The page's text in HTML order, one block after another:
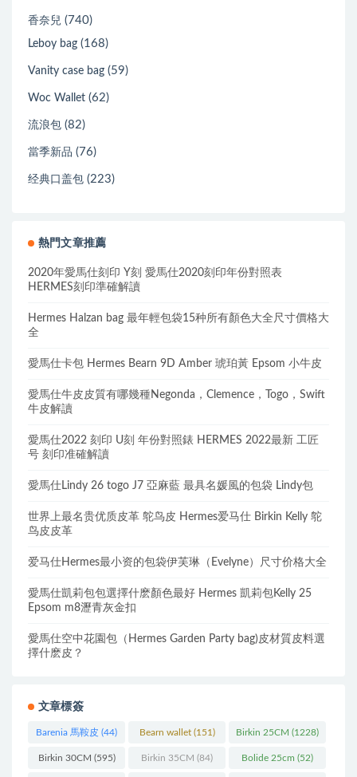
香奈兒 (740)
Leboy bag (168)
Vanity case bag (59)
Woc Wallet (62)
流浪包 (82)
當季新品 (76)
经典口盖包 (223)
熱門文章推薦
2020年愛馬仕刻印 Y刻 愛馬仕2020刻印年份對照表
HERMES刻印準確解讀
Hermes Halzan bag 最年輕包袋15种所有顏色大全尺寸價格大
全
愛馬仕卡包 Hermes Bearn 9D Amber 琥珀黃 Epsom 小牛皮
愛馬仕牛皮皮質有哪幾種Negonda，Clemence，Togo，Swift
牛皮解讀
愛馬仕2022 刻印 U刻 年份對照錶 HERMES 2022最新 工匠
号 刻印准確解讀
愛馬仕Lindy 26 togo J7 亞麻藍 最具名媛風的包袋 Lindy包
世界上最名贵优质皮革 鸵鸟皮 Hermes爱马仕 Birkin Kelly 鸵
鸟皮皮革
爱马仕Hermes最小资的包袋伊芙琳（Evelyne）尺寸价格大全
愛馬仕凱莉包包選擇什麽顏色最好 Hermes 凱莉包Kelly 25
Epsom m8瀝青灰金扣
愛馬仕空中花園包（Hermes Garden Party bag)皮材質皮料選
擇什麽皮？
文章標簽
Barenia 馬鞍皮 (44) Bearn wallet(151) Birkin 25CM (1228)
Birkin 30CM (595) Birkin 35CM (84) Bolide 25cm (52)